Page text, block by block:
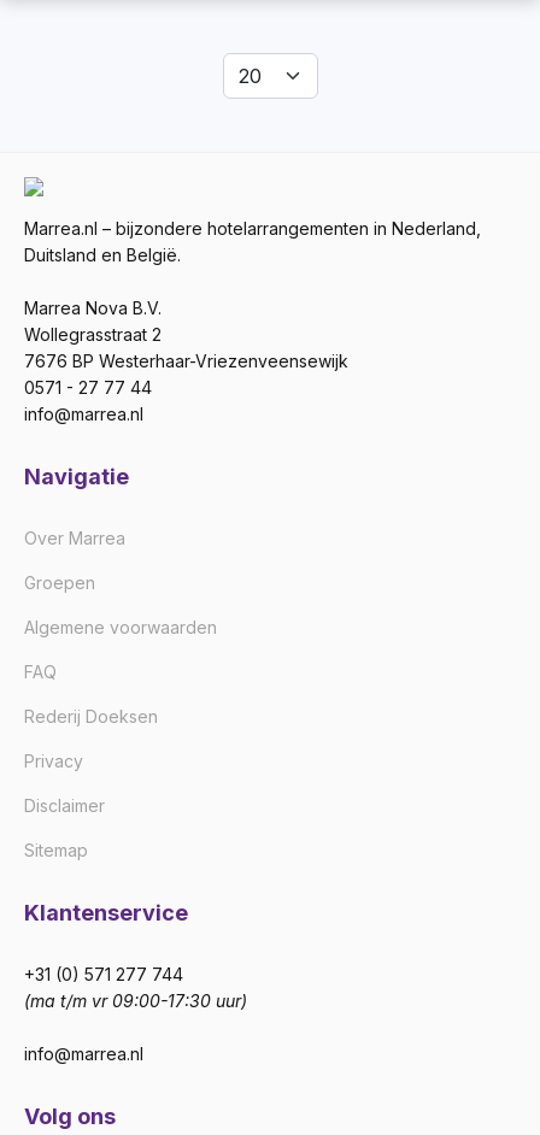
Marrea.nl – bijzondere hotelarrangementen in Nederland,
Duitsland en België.
Marrea Nova B.V.
Wollegrasstraat 2
7676 BP Westerhaar-Vriezenveensewijk
0571 - 27 77 44
info@marrea.nl
Navigatie
Over Marrea
Groepen
Algemene voorwaarden
FAQ
Rederij Doeksen
Privacy
Disclaimer
Sitemap
Klantenservice
+31 (0) 571 277 744
(ma t/m vr 09:00-17:30 uur)
info@marrea.nl
Volg ons